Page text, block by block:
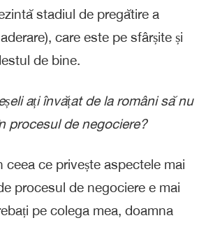
stadiul de pregătire a
care este pe sfârșite și
de bine.
ați învățat de la români să nu
procesul de negociere?
ceea ce privește aspectele mai
procesul de negociere e mai
pe colega mea, doamna